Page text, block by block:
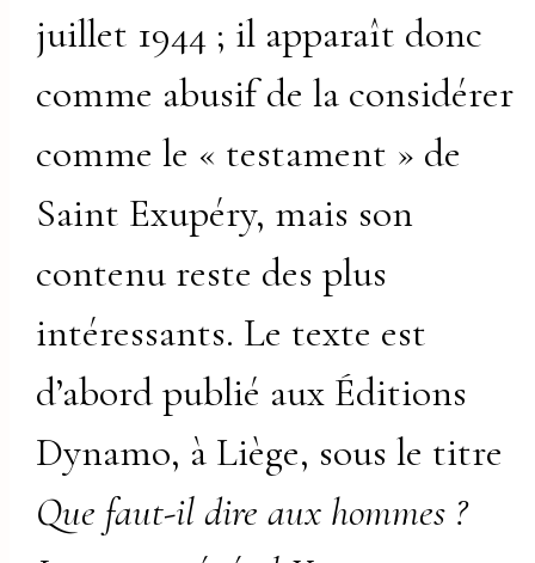
juillet 1944 ; il apparaît donc
comme abusif de la considérer
comme le « testament » de
Saint Exupéry, mais son
contenu reste des plus
intéressants. Le texte est
d’abord publié aux Éditions
Dynamo, à Liège, sous le titre
Que faut-il dire aux hommes ?